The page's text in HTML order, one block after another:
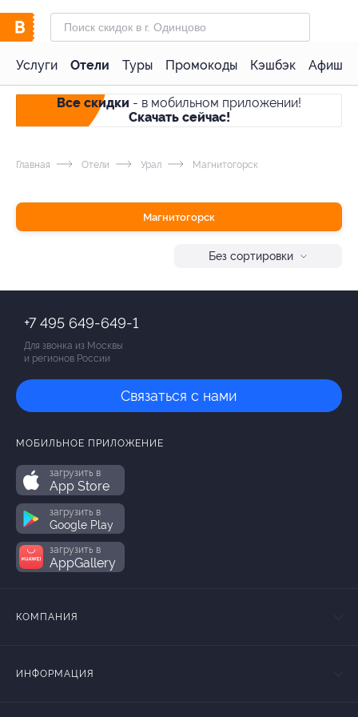
Услуги Отели Туры Промокоды Кэшбэк Афиша
Все скидки - в мобильном приложении!
Скачать сейчас!
Главная Отели Урал Магнитогорск
Магнитогорск
Без сортировки
+7 495 649-649-1
Для звонка из Москвы
и регионов России
Связаться с нами
МОБИЛЬНОЕ ПРИЛОЖЕНИЕ
загрузить в
App Store
загрузить в
Google Play
загрузить в
AppGallery
КОМПАНИЯ
ИНФОРМАЦИЯ